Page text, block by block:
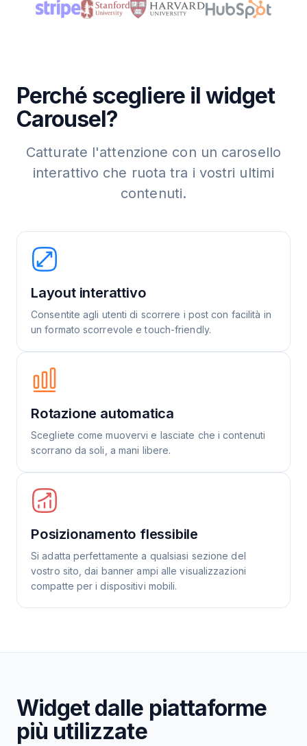
Perché scegliere il widget
Carousel?
Catturate l'attenzione con un carosello
interattivo che ruota tra i vostri ultimi
contenuti.
Layout interattivo
Consentite agli utenti di scorrere i post con facilità in
un formato scorrevole e touch-friendly.
Rotazione automatica
Scegliete come muovervi e lasciate che i contenuti
scorrano da soli, a mani libere.
Posizionamento flessibile
Si adatta perfettamente a qualsiasi sezione del
vostro sito, dai banner ampi alle visualizzazioni
compatte per i dispositivi mobili.
Widget dalle piattaforme
più utilizzate